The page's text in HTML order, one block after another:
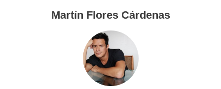
Martín Flores Cárdenas